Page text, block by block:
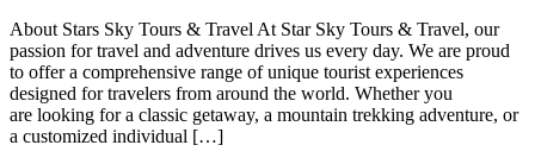
About Stars Sky Tours & Travel At Star Sky Tours & Travel, our
passion for travel and adventure drives us every day. We are proud
to offer a comprehensive range of unique tourist experiences
designed for travelers from around the world. Whether you
are looking for a classic getaway, a mountain trekking adventure, or
a customized individual […]